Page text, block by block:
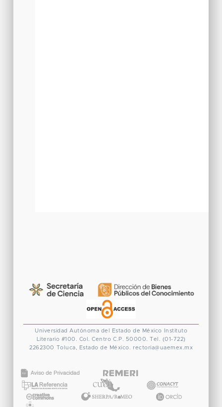
Universidad Autónoma del Estado de México
Instituto
Literario #100. Col. Centro C.P. 50000. Tel. (01-722)
2262300 Toluca, Estado de México. rectoria@uaemex.mx